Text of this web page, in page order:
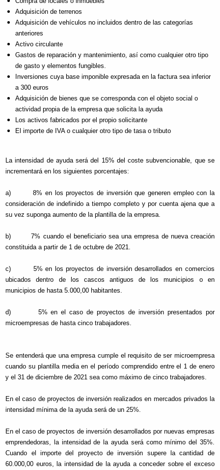
Adquisición de terrenos
Adquisición de vehículos no incluidos dentro de las categorías
anteriores
Activo circulante
Gastos de reparación y mantenimiento, así como cualquier otro tipo
de gasto y elementos fungibles.
Inversiones cuya base imponible expresada en la factura sea inferior
a 300 euros
Adquisición de bienes que se corresponda con el objeto social o
actividad propia de la empresa que solicita la ayuda
Los activos fabricados por el propio solicitante
El importe de IVA o cualquier otro tipo de tasa o tributo
La intensidad de ayuda será del 15% del coste subvencionable, que se
incrementará en los siguientes porcentajes:
a) 8% en los proyectos de inversión que generen empleo con la
consideración de indefinido a tiempo completo y por cuenta ajena que a
su vez suponga aumento de la plantilla de la empresa.
b) 7% cuando el beneficiario sea una empresa de nueva creación
constituida a partir de 1 de octubre de 2021.
c) 5% en los proyectos de inversión desarrollados en comercios
ubicados dentro de los cascos antiguos de los municipios o en
municipios de hasta 5.000,00 habitantes.
d) 5% en el caso de proyectos de inversión presentados por
microempresas de hasta cinco trabajadores.
Se entenderá que una empresa cumple el requisito de ser microempresa
cuando su plantilla media en el período comprendido entre el 1 de enero
y el 31 de diciembre de 2021 sea como máximo de cinco trabajadores.
En el caso de proyectos de inversión realizados en mercados privados la
intensidad mínima de la ayuda será de un 25%.
En el caso de proyectos de inversión desarrollados por nuevas empresas
emprendedoras, la intensidad de la ayuda será como mínimo del 35%.
Cuando el importe del proyecto de inversión supere la cantidad de
60.000,00 euros, la intensidad de la ayuda a conceder sobre el exceso